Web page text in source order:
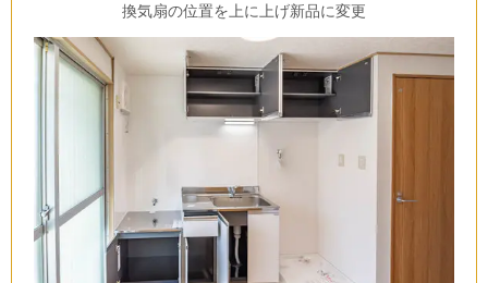
換気扇の位置を上に上げ新品に変更